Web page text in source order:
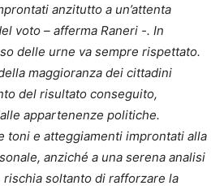
anzitutto a un’attenta
voto – afferma Raneri -. In
delle urne va sempre rispettato.
maggioranza dei cittadini
del risultato conseguito,
appartenenze politiche.
toni e atteggiamenti improntati alla
anziché a una serena analisi
soltanto di rafforzare la